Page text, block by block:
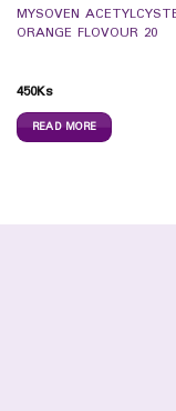
MYSOVEN
ORANGE FLOVOUR 20
450Ks
READ MORE